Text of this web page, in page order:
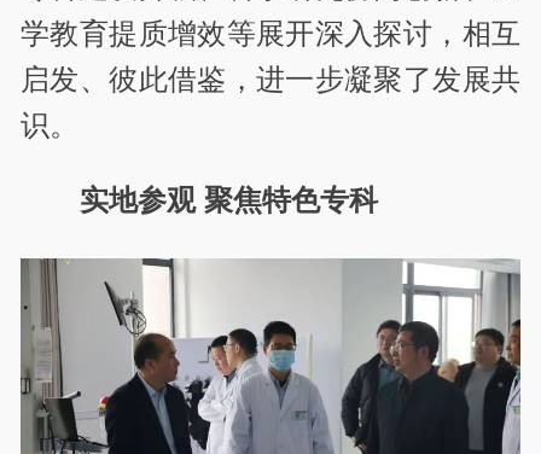
学教育提质增效等展开深入探讨，相互
启发、彼此借鉴，进一步凝聚了发展共
识。
实地参观 聚焦特色专科